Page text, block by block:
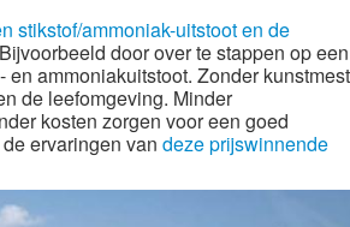
stikstof/ammoniak-uitstoot en de
door over te stappen op een
ammoniakuitstoot. Zonder kunstmest
de leefomgeving. Minder
kosten zorgen voor een goed
ervaringen van deze prijswinnende